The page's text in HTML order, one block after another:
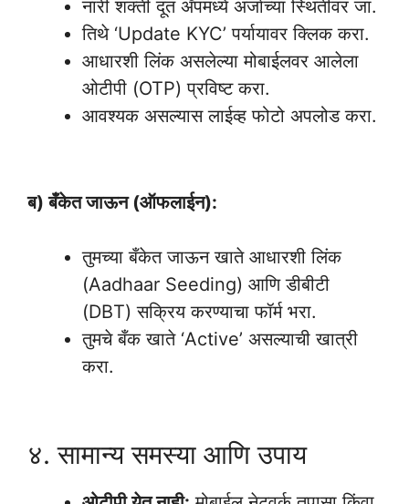
नारी शक्ती दूत ॲपमध्ये अर्जाच्या स्थितीवर जा.
तिथे ‘Update KYC’ पर्यायावर क्लिक करा.
आधारशी लिंक असलेल्या मोबाईलवर आलेला
ओटीपी (OTP) प्रविष्ट करा.
आवश्यक असल्यास लाईव्ह फोटो अपलोड करा.
ब) बँकेत जाऊन (ऑफलाईन):
तुमच्या बँकेत जाऊन खाते आधारशी लिंक
(Aadhaar Seeding) आणि डीबीटी
(DBT) सक्रिय करण्याचा फॉर्म भरा.
तुमचे बँक खाते ‘Active’ असल्याची खात्री
करा.
४. सामान्य समस्या आणि उपाय